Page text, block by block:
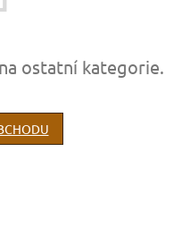
ostatní kategorie.